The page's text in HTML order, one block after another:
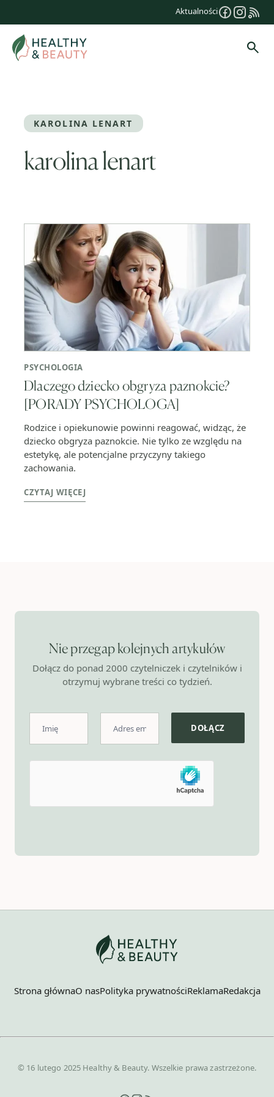
treści
Aktualności
KAROLINA LENART
karolina lenart
PSYCHOLOGIA
Dlaczego dziecko obgryza paznokcie?
[PORADY PSYCHOLOGA]
Rodzice i opiekunowie powinni reagować, widząc, że
dziecko obgryza paznokcie. Nie tylko ze względu na
estetykę, ale potencjalne przyczyny takiego
zachowania.
CZYTAJ WIĘCEJ
Nie przegap kolejnych artykułów
Dołącz do ponad 2000 czytelniczek i czytelników i
otrzymuj wybrane treści co tydzień.
Strona głównaO nasPolityka prywatnościReklamaRedakcja
© 16 lutego 2025 Healthy & Beauty. Wszelkie prawa zastrzeżone.